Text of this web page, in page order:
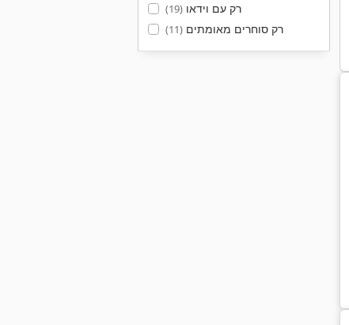
רק עם וידאו(19)
רק סוחרים מאומתים(11)